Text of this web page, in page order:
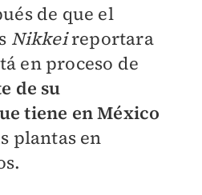
de que el
Nikkeireportara
en proceso de
de su
tiene en México
plantas en